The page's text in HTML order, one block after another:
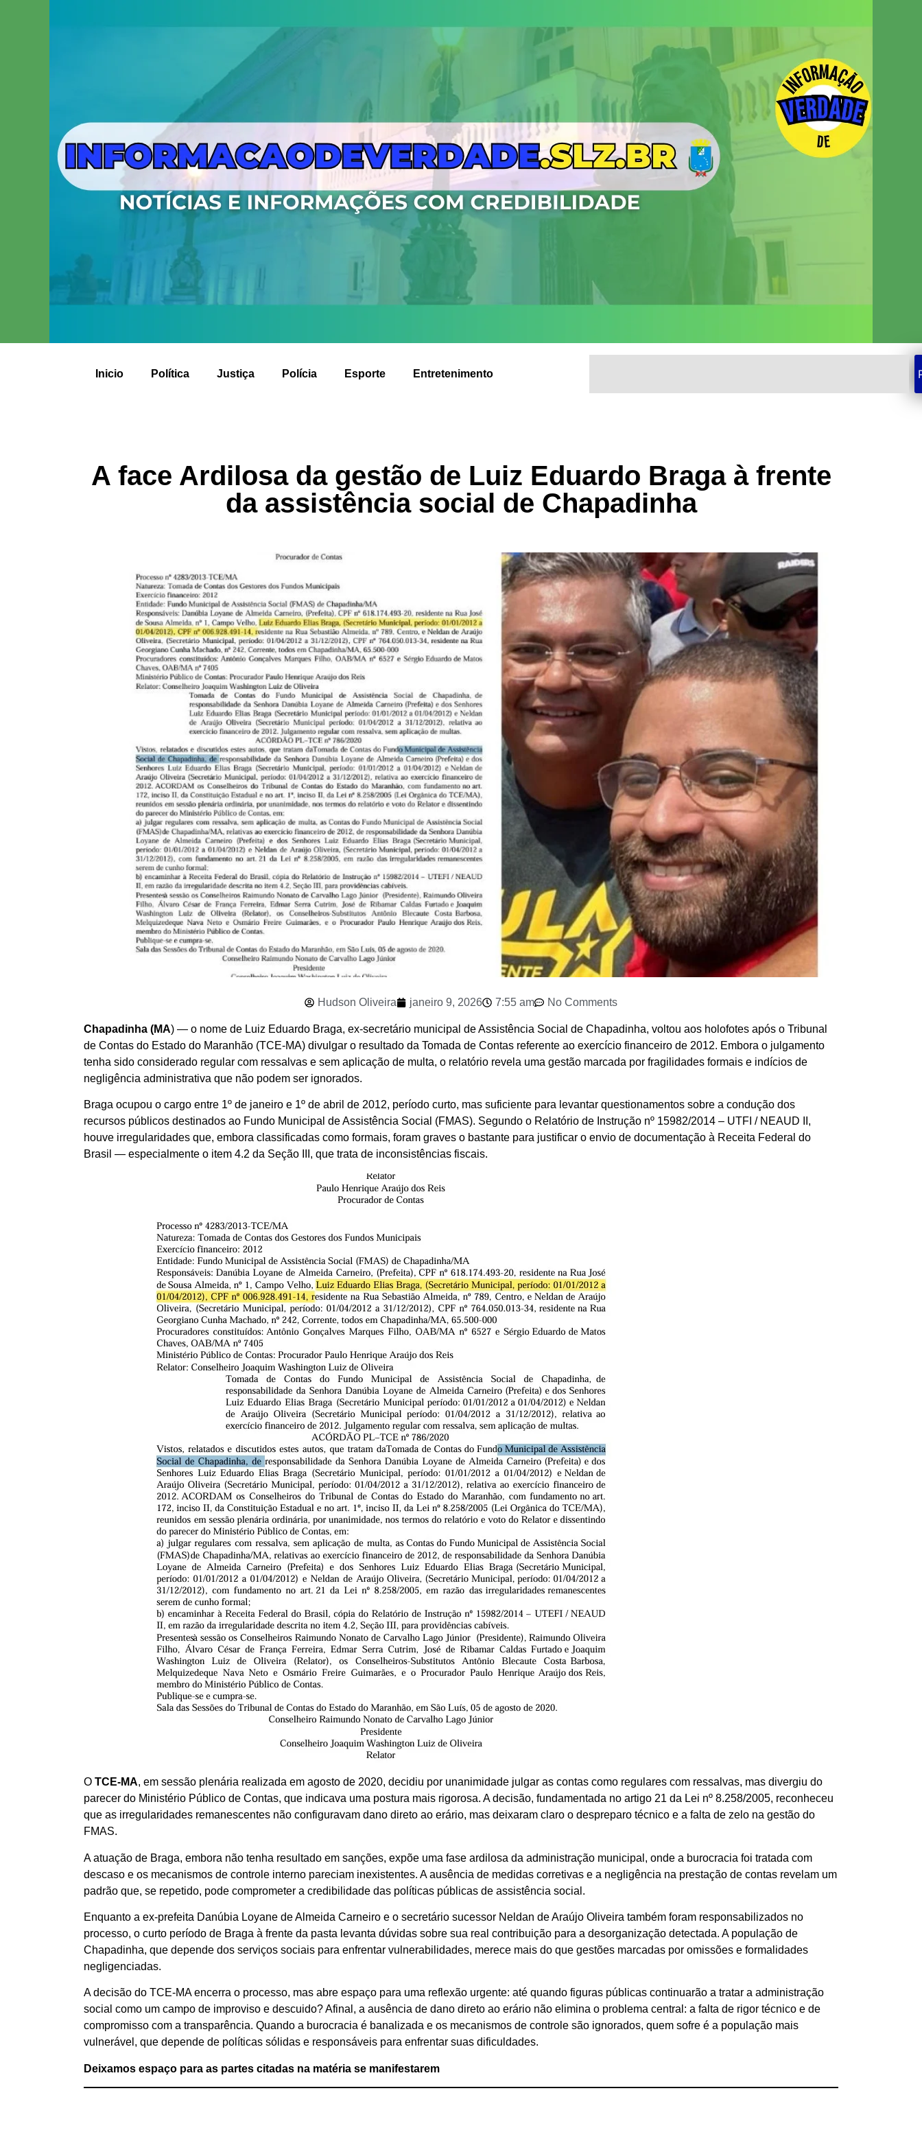
Inicio Política Justiça Polícia Esporte Entretenimento
A face Ardilosa da gestão de Luiz Eduardo Braga à frente
da assistência social de Chapadinha
Hudson Oliveira janeiro 9, 2026 7:55 am No Comments
Chapadinha (MA) — o nome de Luiz Eduardo Braga, ex-secretário municipal de Assistência Social de Chapadinha, voltou aos holofotes após o Tribunal
de Contas do Estado do Maranhão (TCE-MA) divulgar o resultado da Tomada de Contas referente ao exercício financeiro de 2012. Embora o julgamento
tenha sido considerado regular com ressalvas e sem aplicação de multa, o relatório revela uma gestão marcada por fragilidades formais e indícios de
negligência administrativa que não podem ser ignorados.
Braga ocupou o cargo entre 1º de janeiro e 1º de abril de 2012, período curto, mas suficiente para levantar questionamentos sobre a condução dos
recursos públicos destinados ao Fundo Municipal de Assistência Social (FMAS). Segundo o Relatório de Instrução nº 15982/2014 – UTFI / NEAUD II,
houve irregularidades que, embora classificadas como formais, foram graves o bastante para justificar o envio de documentação à Receita Federal do
Brasil — especialmente o item 4.2 da Seção III, que trata de inconsistências fiscais.
O TCE-MA, em sessão plenária realizada em agosto de 2020, decidiu por unanimidade julgar as contas como regulares com ressalvas, mas divergiu do
parecer do Ministério Público de Contas, que indicava uma postura mais rigorosa. A decisão, fundamentada no artigo 21 da Lei nº 8.258/2005, reconheceu
que as irregularidades remanescentes não configuravam dano direto ao erário, mas deixaram claro o despreparo técnico e a falta de zelo na gestão do
FMAS.
A atuação de Braga, embora não tenha resultado em sanções, expõe uma fase ardilosa da administração municipal, onde a burocracia foi tratada com
descaso e os mecanismos de controle interno pareciam inexistentes. A ausência de medidas corretivas e a negligência na prestação de contas revelam um
padrão que, se repetido, pode comprometer a credibilidade das políticas públicas de assistência social.
Enquanto a ex-prefeita Danúbia Loyane de Almeida Carneiro e o secretário sucessor Neldan de Araújo Oliveira também foram responsabilizados no
processo, o curto período de Braga à frente da pasta levanta dúvidas sobre sua real contribuição para a desorganização detectada. A população de
Chapadinha, que depende dos serviços sociais para enfrentar vulnerabilidades, merece mais do que gestões marcadas por omissões e formalidades
negligenciadas.
A decisão do TCE-MA encerra o processo, mas abre espaço para uma reflexão urgente: até quando figuras públicas continuarão a tratar a administração
social como um campo de improviso e descuido? Afinal, a ausência de dano direto ao erário não elimina o problema central: a falta de rigor técnico e de
compromisso com a transparência. Quando a burocracia é banalizada e os mecanismos de controle são ignorados, quem sofre é a população mais
vulnerável, que depende de políticas sólidas e responsáveis para enfrentar suas dificuldades.
Deixamos espaço para as partes citadas na matéria se manifestarem